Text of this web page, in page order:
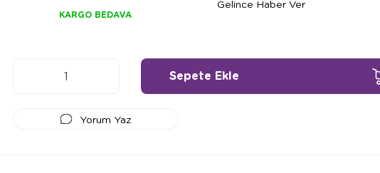
KARGO BEDAVA
Gelince Haber Ver
Yorum Yaz